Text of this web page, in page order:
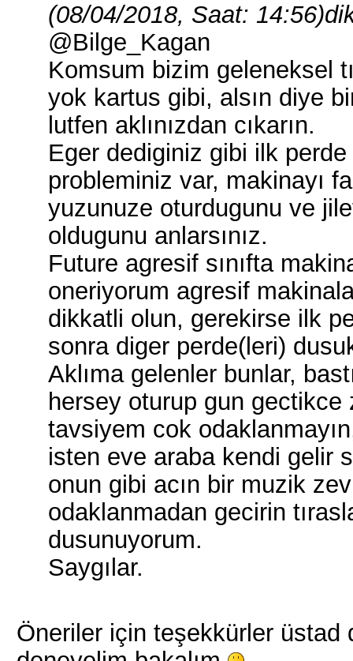
(08/04/2018, Saat: 14:56)
@Bilge_Kagan
Komsum bizim geleneksel
yok kartus gibi, alsın diye
lutfen aklınızdan cıkarın.
Eger dediginiz gibi ilk perde
probleminiz var, makinayı
yuzunuze oturdugunu ve
oldugunu anlarsınız.
Future agresif sınıfta
oneriyorum agresif
dikkatli olun, gerekirse ilk
sonra diger perde(leri)
Aklıma gelenler bunlar,
hersey oturup gun gectikce
tavsiyem cok
isten eve araba kendi gelir
onun gibi acın bir muzik
odaklanmadan gecirin
dusunuyorum.
Saygılar.
Öneriler için teşekkürler üstad